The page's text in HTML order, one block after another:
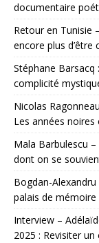
documentaire
Retour en Tunisie
encore plus d’être
Stéphane Barsacq
complicité
Nicolas
Les années
Mala Barbulescu –
dont on se
Bogdan-
palais de mémoire
Interview –
2025 : Revisiter